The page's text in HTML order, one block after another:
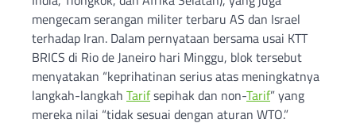
mengecam serangan militer terbaru AS dan Israel
terhadap Iran. Dalam pernyataan bersama usai KTT
BRICS di Rio de Janeiro hari Minggu, blok tersebut
menyatakan “keprihatinan serius atas meningkatnya
langkah-langkah Tarifsepihak dan non-Tarif” yang
mereka nilai “tidak sesuai dengan aturan WTO.”